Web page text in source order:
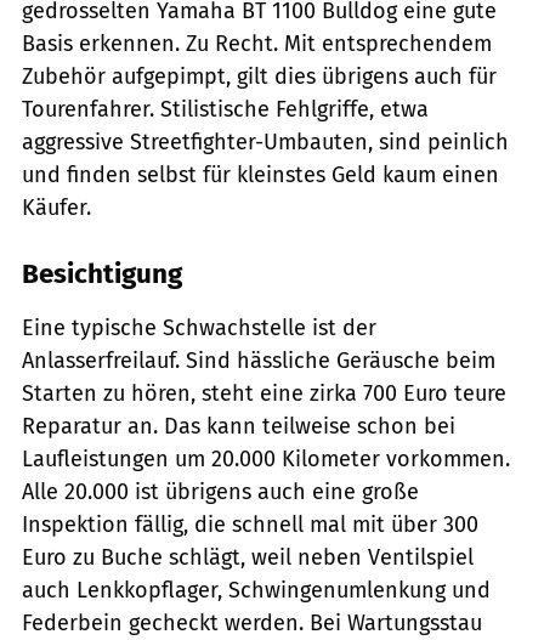
gedrosselten Yamaha BT 1100 Bulldog eine gute
Basis erkennen. Zu Recht. Mit entsprechendem
Zubehör aufgepimpt, gilt dies übrigens auch für
Tourenfahrer. Stilistische Fehlgriffe, etwa
aggressive Streetfighter-Umbauten, sind peinlich
und finden selbst für kleinstes Geld kaum einen
Käufer.
Besichtigung
Eine typische Schwachstelle ist der
Anlasserfreilauf. Sind hässliche Geräusche beim
Starten zu hören, steht eine zirka 700 Euro teure
Reparatur an. Das kann teilweise schon bei
Laufleistungen um 20.000 Kilometer vorkommen.
Alle 20.000 ist übrigens auch eine große
Inspektion fällig, die schnell mal mit über 300
Euro zu Buche schlägt, weil neben Ventilspiel
auch Lenkkopflager, Schwingenumlenkung und
Federbein gecheckt werden. Bei Wartungsstau